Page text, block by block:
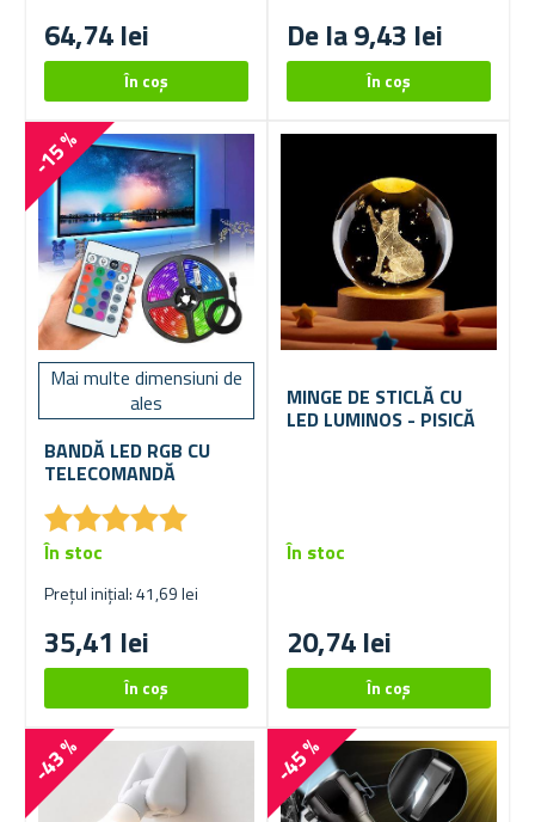
64,74 lei De la 9,43 lei
-15 %
Mai multe dimensiuni de
ales
BANDĂ LED RGB CU
TELECOMANDĂ
★★★★★
★★★★★
Prețul inițial: 41,69 lei
35,41 lei
În stoc
MINGE DE STICLĂ CU
LED LUMINOS - PISICĂ
20,74 lei
În stoc
-43 % -45 %